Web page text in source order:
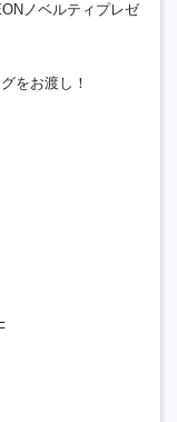
ノベルティプレゼ
をお渡し！